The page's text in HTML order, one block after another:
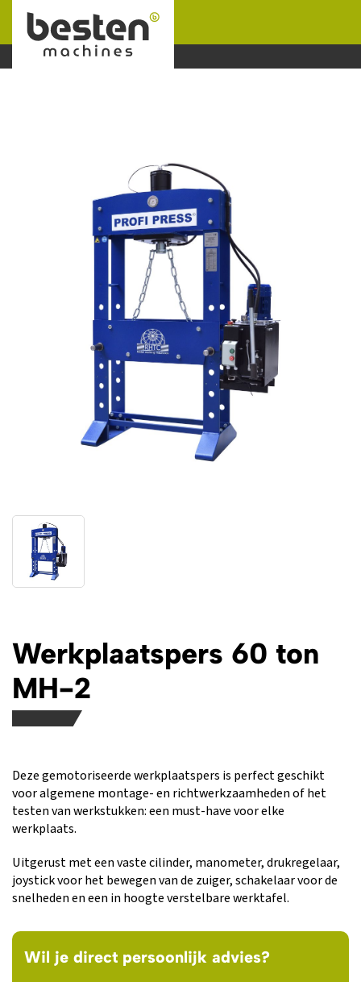
Naar hoofdinhoud
Werkplaatspers 60 ton
MH-2
Deze gemotoriseerde werkplaatspers is perfect geschikt
voor algemene montage- en richtwerkzaamheden of het
testen van werkstukken: een must-have voor elke
werkplaats.
Uitgerust met een vaste cilinder, manometer, drukregelaar,
joystick voor het bewegen van de zuiger, schakelaar voor de
snelheden en een in hoogte verstelbare werktafel.
Wil je direct persoonlijk advies?